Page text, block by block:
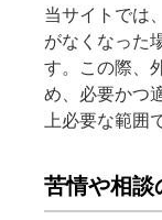
当サイトでは
がなくなった
す。この際、
め、必要かつ
上必要な範囲
苦情や相談